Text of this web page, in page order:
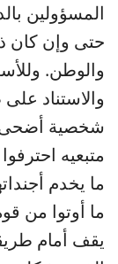
المسؤولين
حتى وإن
والوطن.
والاستناد
شخصية أضحى
متبعيه
ما يخدم
ما أوتوا من
يقف أمام